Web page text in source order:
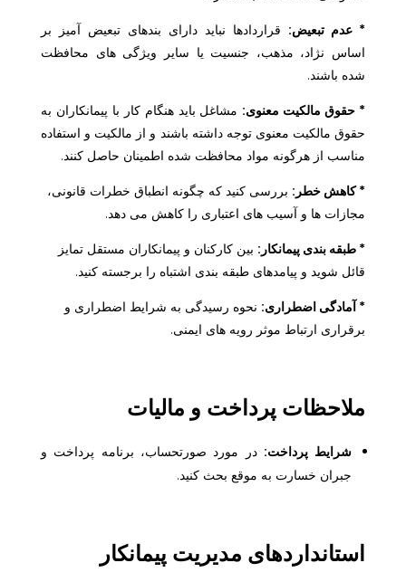
* عدم تبعیض: قراردادها نباید دارای بندهای تبعیض آمیز بر
اساس نژاد، مذهب، جنسیت یا سایر ویژگی های محافظت
شده باشند.
* حقوق مالکیت معنوی: مشاغل باید هنگام کار با پیمانکاران به
حقوق مالکیت معنوی توجه داشته باشند و از مالکیت و استفاده
مناسب از هرگونه مواد محافظت شده اطمینان حاصل کنند.
* کاهش خطر: بررسی کنید که چگونه انطباق خطرات قانونی،
مجازات ها و آسیب های اعتباری را کاهش می دهد.
* طبقه بندی پیمانکار: بین کارکنان و پیمانکاران مستقل تمایز
قائل شوید و پیامدهای طبقه بندی اشتباه را برجسته کنید.
* آمادگی اضطراری: نحوه رسیدگی به شرایط اضطراری و
برقراری ارتباط موثر رویه های ایمنی.
ملاحظات پرداخت و مالیات
شرایط پرداخت: در مورد صورتحساب، برنامه پرداخت و
جبران خسارت به موقع بحث کنید.
استانداردهای مدیریت پیمانکار